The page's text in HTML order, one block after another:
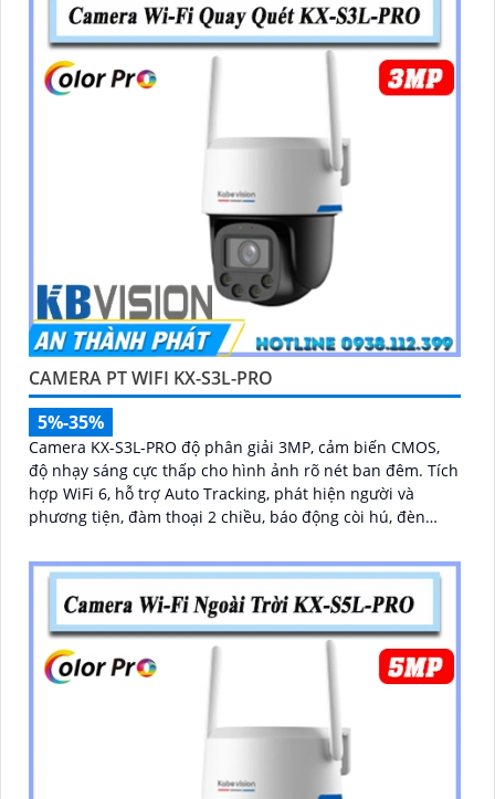
CAMERA PT WIFI KX-S3L-PRO
5%-35%
Camera KX-S3L-PRO độ phân giải 3MP, cảm biến CMOS,
độ nhạy sáng cực thấp cho hình ảnh rõ nét ban đêm. Tích
hợp WiFi 6, hỗ trợ Auto Tracking, phát hiện người và
phương tiện, đàm thoại 2 chiều, báo động còi hú, đèn